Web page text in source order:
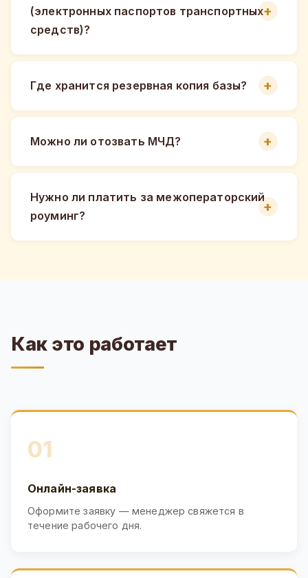
(электронных паспортов транспортных
средств)?
Где хранится резервная копия базы?
Можно ли отозвать МЧД?
Нужно ли платить за межоператорский
роуминг?
Как это работает
01
Онлайн-заявка
Оформите заявку — менеджер свяжется в
течение рабочего дня.